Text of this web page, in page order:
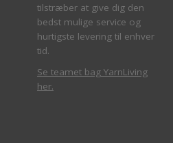
tilstræber at give dig den
bedst mulige service og
hurtigste levering til enhver
tid.
Se teamet bag YarnLiving
her.